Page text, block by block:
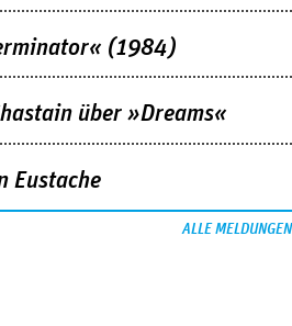
(1984)
über »Dreams«
Eustache
ALLE MELDUNGEN